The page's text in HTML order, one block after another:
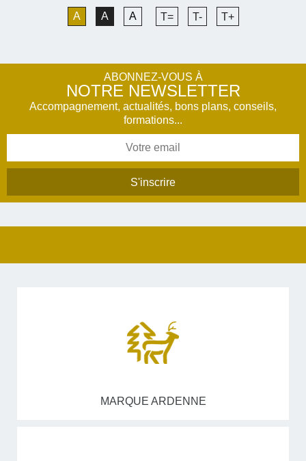
A A A T= T- T+
ABONNEZ-VOUS À
NOTRE NEWSLETTER
Accompagnement, actualités, bons plans, conseils,
formations...
MARQUE ARDENNE